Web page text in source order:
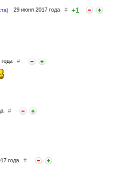
29 июня 2017 года # +1
года #
#
года #